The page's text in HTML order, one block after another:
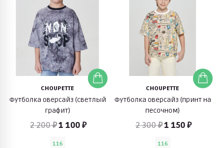
CHOUPETTE
Футболка оверсайз (светлый
графит)
2 200 ₽1 100 ₽
116
CHOUPETTE
Футболка оверсайз (принт на
песочном)
2 300 ₽1 150 ₽
116